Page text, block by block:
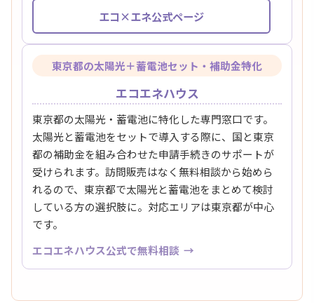
エコ×エネ公式ページ
東京都の太陽光＋蓄電池セット・補助金特化
エコエネハウス
東京都の太陽光・蓄電池に特化した専門窓口です。
太陽光と蓄電池をセットで導入する際に、国と東京
都の補助金を組み合わせた申請手続きのサポートが
受けられます。訪問販売はなく無料相談から始めら
れるので、東京都で太陽光と蓄電池をまとめて検討
している方の選択肢に。対応エリアは東京都が中心
です。
エコエネハウス公式で無料相談